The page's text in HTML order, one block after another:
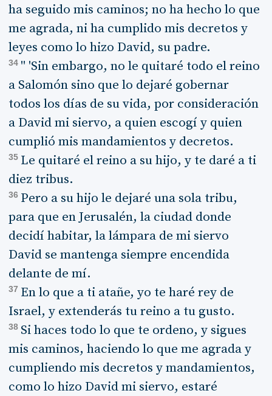
ha seguido mis caminos; no ha hecho lo que
me agrada, ni ha cumplido mis decretos y
leyes como lo hizo David, su padre.
34 " 'Sin embargo, no le quitaré todo el reino
a Salomón sino que lo dejaré gobernar
todos los días de su vida, por consideración
a David mi siervo, a quien escogí y quien
cumplió mis mandamientos y decretos.
35 Le quitaré el reino a su hijo, y te daré a ti
diez tribus.
36 Pero a su hijo le dejaré una sola tribu,
para que en Jerusalén, la ciudad donde
decidí habitar, la lámpara de mi siervo
David se mantenga siempre encendida
delante de mí.
37 En lo que a ti atañe, yo te haré rey de
Israel, y extenderás tu reino a tu gusto.
38 Si haces todo lo que te ordeno, y sigues
mis caminos, haciendo lo que me agrada y
cumpliendo mis decretos y mandamientos,
como lo hizo David mi siervo, estaré